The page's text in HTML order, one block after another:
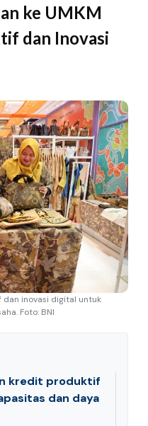
ke UMKM
dan Inovasi
dan inovasi digital untuk
Foto: BNI
kredit produktif
dan daya